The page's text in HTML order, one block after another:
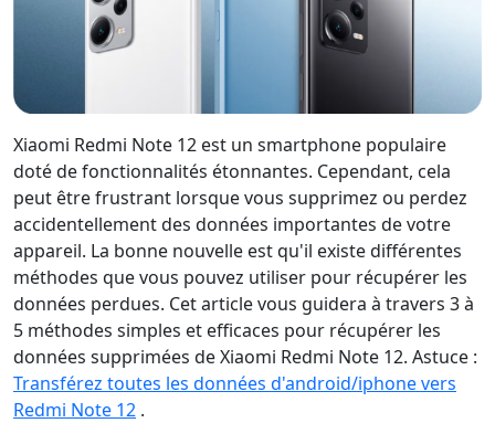
Xiaomi Redmi Note 12 est un smartphone populaire
doté de fonctionnalités étonnantes. Cependant, cela
peut être frustrant lorsque vous supprimez ou perdez
accidentellement des données importantes de votre
appareil. La bonne nouvelle est qu'il existe différentes
méthodes que vous pouvez utiliser pour récupérer les
données perdues. Cet article vous guidera à travers 3 à
5 méthodes simples et efficaces pour récupérer les
données supprimées de Xiaomi Redmi Note 12. Astuce :
Transférez toutes les données d'android/iphone vers
Redmi Note 12 .